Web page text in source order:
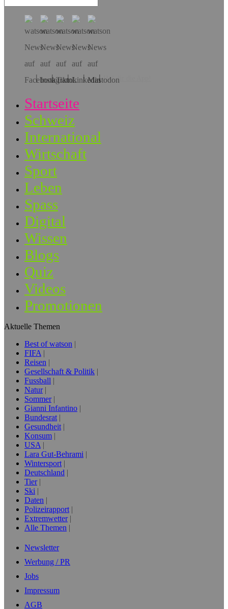
Hol dir die App!
Startseite
Schweiz
International
Wirtschaft
Sport
Leben
Spass
Digital
Wissen
Blogs
Quiz
Videos
Promotionen
Aktuelle Themen
Best of watson
FIFA
Reisen
Gesellschaft & Politik
Fussball
Natur
Sommer
Gianni Infantino
Bundesrat
Gesundheit
Konsum
USA
Lara Gut-Behrami
Wintersport
Deutschland
Tier
Ski
Daten
Polizeirapport
Extremwetter
Alle Themen
Newsletter
Werbung / PR
Jobs
Impressum
AGB